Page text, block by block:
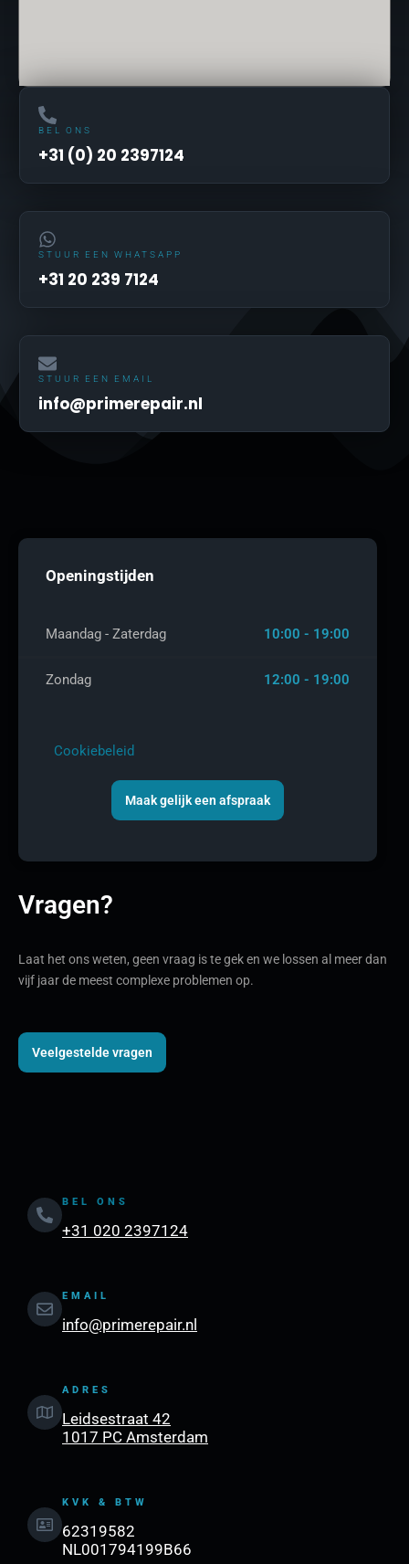
BEL ONS
+31 (0) 20 2397124
STUUR EEN WHATSAPP
+31 20 239 7124
STUUR EEN EMAIL
info@primerepair.nl
Openingstijden
Maandag - Zaterdag 10:00 - 19:00
Zondag 12:00 - 19:00
Cookiebeleid
Maak gelijk een afspraak
Vragen?
Laat het ons weten, geen vraag is te gek en we lossen al meer dan
vijf jaar de meest complexe problemen op.
Veelgestelde vragen
BEL ONS
+31 020 2397124
EMAIL
info@primerepair.nl
ADRES
Leidsestraat 42
1017 PC Amsterdam
KVK & BTW
62319582
NL001794199B66